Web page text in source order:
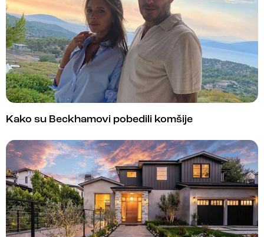
Kako su Beckhamovi pobedili komšije